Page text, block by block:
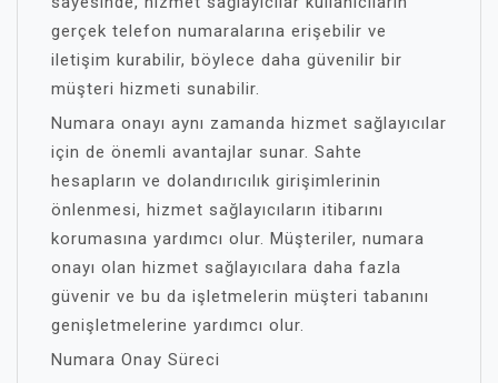
gerçek telefon numaralarına erişebilir ve
iletişim kurabilir, böylece daha güvenilir bir
müşteri hizmeti sunabilir.
Numara onayı aynı zamanda hizmet sağlayıcılar
için de önemli avantajlar sunar. Sahte
hesapların ve dolandırıcılık girişimlerinin
önlenmesi, hizmet sağlayıcıların itibarını
korumasına yardımcı olur. Müşteriler, numara
onayı olan hizmet sağlayıcılara daha fazla
güvenir ve bu da işletmelerin müşteri tabanını
genişletmelerine yardımcı olur.
Numara Onay Süreci